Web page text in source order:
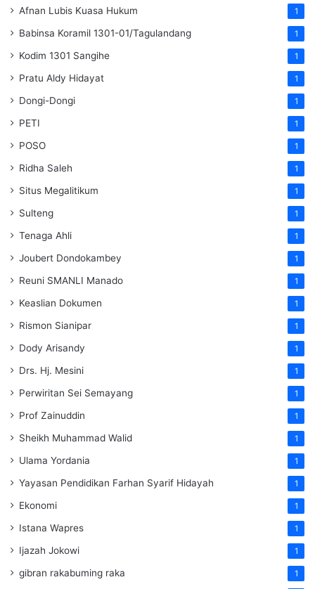
Afnan Lubis Kuasa Hukum 1
Babinsa Koramil 1301-01/Tagulandang 1
Kodim 1301 Sangihe 1
Pratu Aldy Hidayat 1
Dongi-Dongi 1
PETI 1
POSO 1
Ridha Saleh 1
Situs Megalitikum 1
Sulteng 1
Tenaga Ahli 1
Joubert Dondokambey 1
Reuni SMANLI Manado 1
Keaslian Dokumen 1
Rismon Sianipar 1
Dody Arisandy 1
Drs. Hj. Mesini 1
Perwiritan Sei Semayang 1
Prof Zainuddin 1
Sheikh Muhammad Walid 1
Ulama Yordania 1
Yayasan Pendidikan Farhan Syarif Hidayah 1
Ekonomi 1
Istana Wapres 1
Ijazah Jokowi 1
gibran rakabuming raka 1